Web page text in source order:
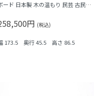
ード 日本製 木の温もり 民芸 古民家
円 (税込)
173.5 奥行 45.5 高さ 86.5